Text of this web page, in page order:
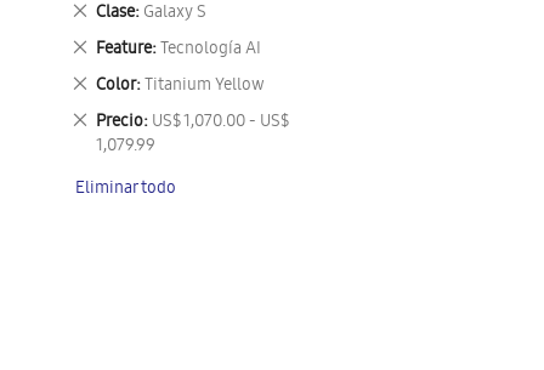
Clase Galaxy S
Eliminar
este
artículo
Feature Tecnología AI
Eliminar
este
artículo
Color Titanium Yellow
Eliminar
este
artículo
Precio US$ 1,070.00 - US$
1,079.99
Eliminar
este
Eliminar todo